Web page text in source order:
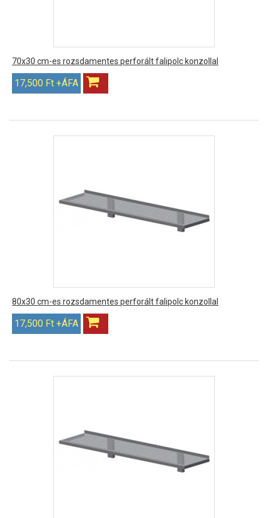
70x30 cm-es rozsdamentes perforált falipolc konzollal
17,500 Ft +ÁFA
80x30 cm-es rozsdamentes perforált falipolc konzollal
17,500 Ft +ÁFA